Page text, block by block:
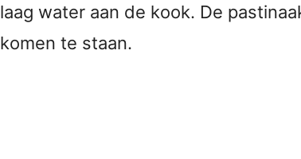
laag water aan de kook. De
komen te staan.